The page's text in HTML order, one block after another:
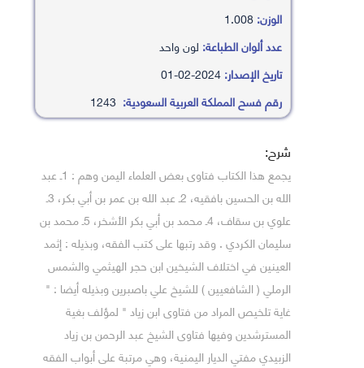
الوزن:
عدد ألوان الطباعة: لون واحد
تاريخ الإصدار:
رقم فسح المملكة العربية السعودية:
شرح:
يجمع هذا الكتاب فتاوى بعض العلماء اليمن وهم : 1ـ عبد
الله بن الحسين بافقيه، 2ـ عبد الله بن عمر بن أبي بكر، 3ـ
علوي بن سقاف، 4ـ محمد بن أبي بكر الأشخر، 5ـ محمد بن
سليمان الكردي . وقد رتبها على كتب الفقه، وبذيله : إثمد
العينين في اختلاف الشيخين ابن حجر الهيثمي والشمس
الرملي ( الشافعيين ) للشيخ علي باصبرين وبذيله أيضا : "
غاية تلخيص المراد من فتاوى ابن زياد " لمؤلف بغية
المسترشدين وفيها فتاوى الشيخ عبد الرحمن بن زياد
الزبيدي مفتي الديار اليمنية، وهي مرتبة على أبواب الفقه